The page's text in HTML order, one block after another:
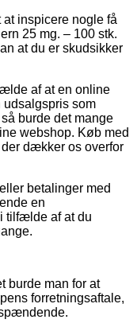
inspicere nogle få
25 mg. – 100 stk.
at du er skudsikker
af at en online
udsalgspris som
burde det mange
webshop. Køb med
dækker os overfor
betalinger med
en
tilfælde af at du
burde man for at
forretningsaftale,